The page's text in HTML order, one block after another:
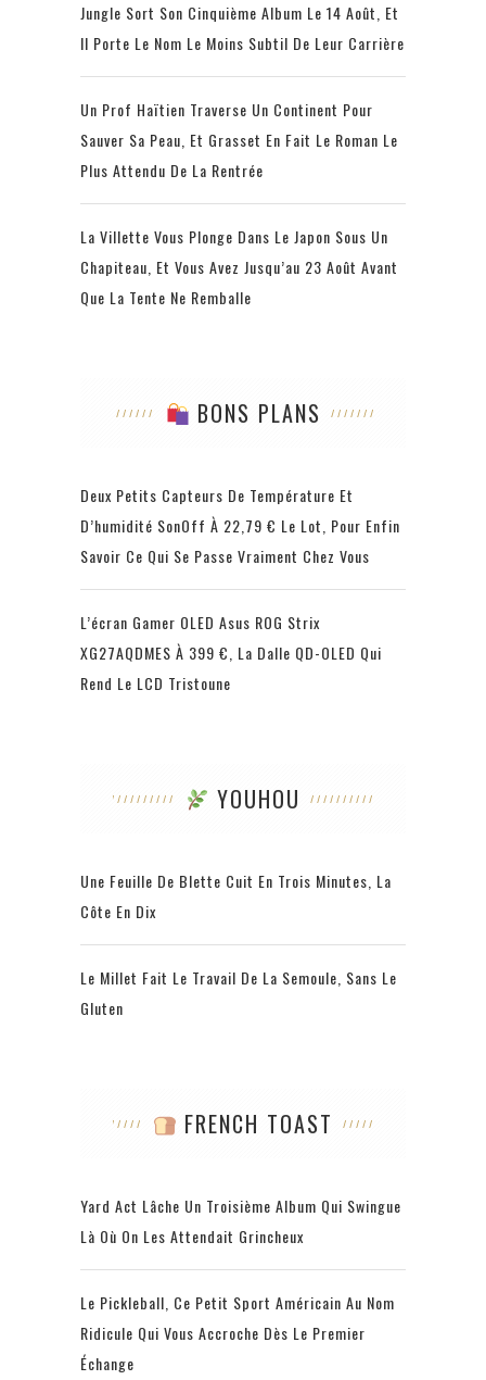
Jungle Sort Son Cinquième Album Le 14 Août, Et
Il Porte Le Nom Le Moins Subtil De Leur Carrière
Un Prof Haïtien Traverse Un Continent Pour
Sauver Sa Peau, Et Grasset En Fait Le Roman Le
Plus Attendu De La Rentrée
La Villette Vous Plonge Dans Le Japon Sous Un
Chapiteau, Et Vous Avez Jusqu’au 23 Août Avant
Que La Tente Ne Remballe
BONS PLANS
Deux Petits Capteurs De Température Et
D’humidité SonOff À 22,79 € Le Lot, Pour Enfin
Savoir Ce Qui Se Passe Vraiment Chez Vous
L’écran Gamer OLED Asus ROG Strix
XG27AQDMES À 399 €, La Dalle QD-OLED Qui
Rend Le LCD Tristoune
YOUHOU
Une Feuille De Blette Cuit En Trois Minutes, La
Côte En Dix
Le Millet Fait Le Travail De La Semoule, Sans Le
Gluten
FRENCH TOAST
Yard Act Lâche Un Troisième Album Qui Swingue
Là Où On Les Attendait Grincheux
Le Pickleball, Ce Petit Sport Américain Au Nom
Ridicule Qui Vous Accroche Dès Le Premier
Échange